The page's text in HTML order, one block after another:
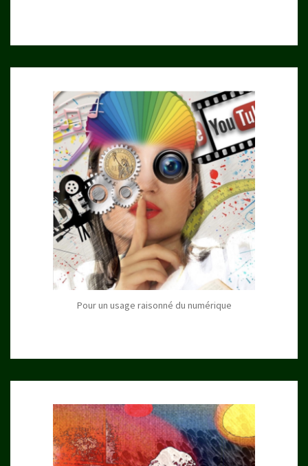
Pour un usage raisonné du numérique